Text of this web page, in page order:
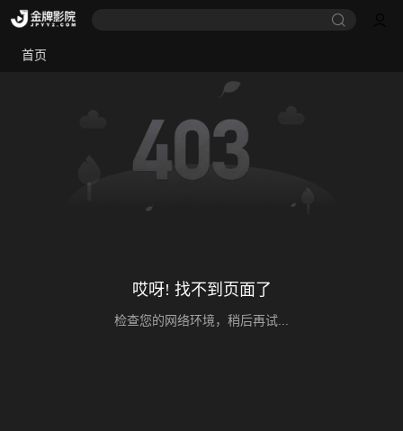
首页
哎呀! 找不到页面了
检查您的网络环境，稍后再试...